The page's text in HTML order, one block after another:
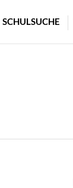
SCHULSUCHE